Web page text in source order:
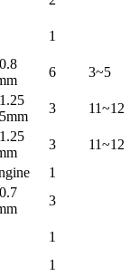
1
6 3~5
3 11~12
3
11~12
1
3
1
1